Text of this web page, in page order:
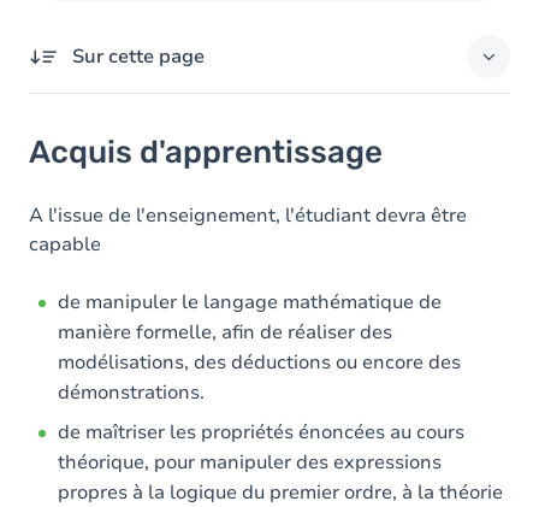
Sur cette page
Contenu
Acquis d'apprentissage
A l'issue de l'enseignement, l'étudiant devra être
capable
de manipuler le langage mathématique de
manière formelle, afin de réaliser des
modélisations, des déductions ou encore des
démonstrations.
de maîtriser les propriétés énoncées au cours
théorique, pour manipuler des expressions
propres à la logique du premier ordre, à la théorie